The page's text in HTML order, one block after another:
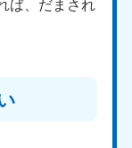
ば、だまされ